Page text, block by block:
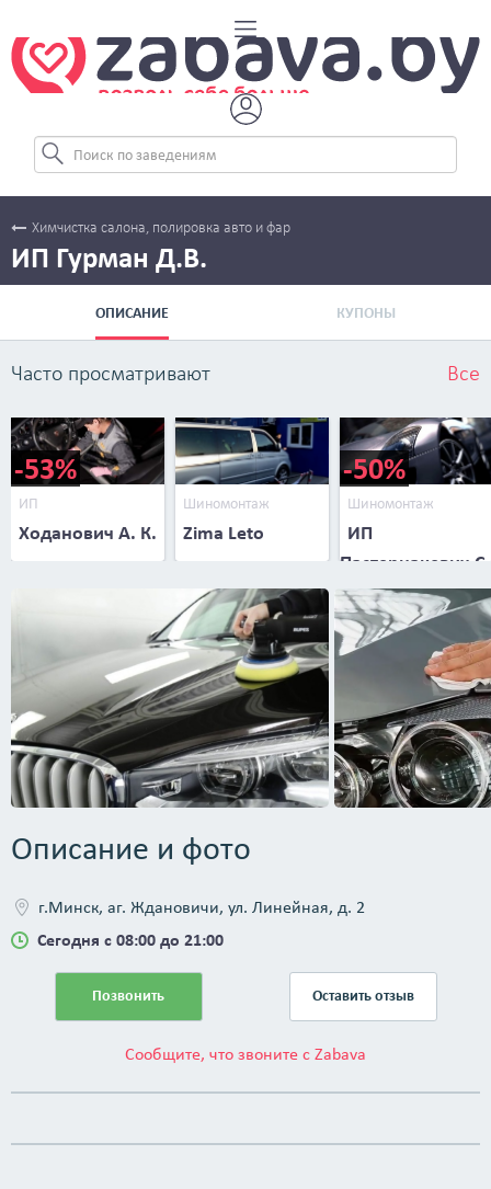
Химчистка салона, полировка авто и фар
ИП Гурман Д.В.
ОПИСАНИЕ КУПОНЫ
Часто просматривают Все
-53%
ИП
Ходанович А. К.
Шиномонтаж
Zima Leto
-50%
Шиномонтаж
ИП
Пастернакевич С.
В.
Описание и фото
г.Минск, аг. Ждановичи, ул. Линейная, д. 2
Сегодня с 08:00 до 21:00
Позвонить Оставить отзыв
Сообщите, что звоните с Zabava